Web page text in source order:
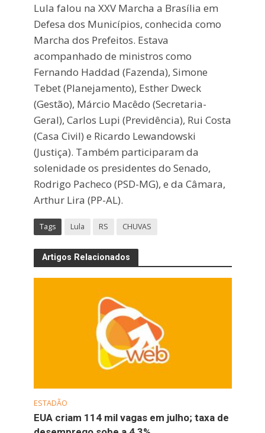
Lula falou na XXV Marcha a Brasília em
Defesa dos Municípios, conhecida como
Marcha dos Prefeitos. Estava
acompanhado de ministros como
Fernando Haddad (Fazenda), Simone
Tebet (Planejamento), Esther Dweck
(Gestão), Márcio Macêdo (Secretaria-
Geral), Carlos Lupi (Previdência), Rui Costa
(Casa Civil) e Ricardo Lewandowski
(Justiça). Também participaram da
solenidade os presidentes do Senado,
Rodrigo Pacheco (PSD-MG), e da Câmara,
Arthur Lira (PP-AL).
Tags Lula RS CHUVAS
Artigos Relacionados
ESTADÃO
EUA criam 114 mil vagas em julho; taxa de